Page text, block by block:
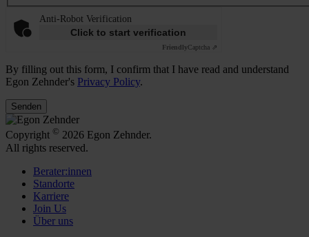
Anti-Robot Verification
Click to start verification
FriendlyCaptcha ⇗
By filling out this form, I confirm that I have read and understand
Egon Zehnder's Privacy Policy.
Senden
Copyright © 2026 Egon Zehnder.
All rights reserved.
Berater:innen
Standorte
Karriere
Join Us
Über uns